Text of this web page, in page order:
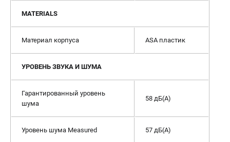
MATERIALS
Материал корпуса ASA пластик
УРОВЕНЬ ЗВУКА И ШУМА
Гарантированный уровень
шума
58 дБ(А)
Уровень шума Measured 57 дБ(А)